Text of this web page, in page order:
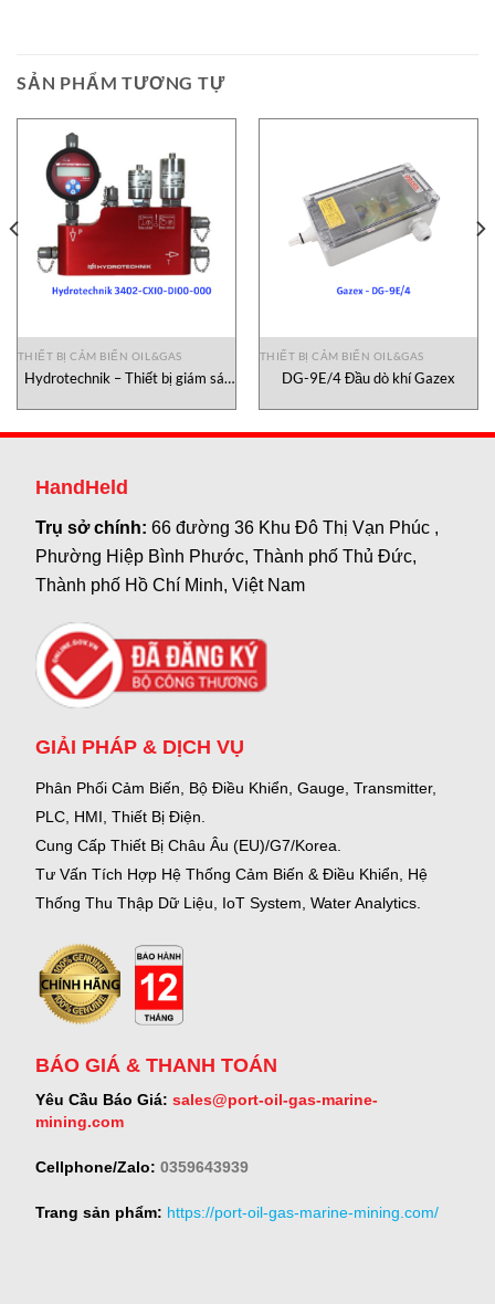
SẢN PHẨM TƯƠNG TỰ
THIẾT BỊ CẢM BIẾN OIL&GAS
Hydrotechnik – Thiết bị giám sát
THIẾT BỊ CẢM BIẾN OIL&GAS
DG-9E/4 Đầu dò khí Gazex
HandHeld
Trụ sở chính:66 đường 36 Khu Đô Thị Vạn Phúc ,
Phường Hiệp Bình Phước, Thành phố Thủ Đức,
Thành phố Hồ Chí Minh, Việt Nam
GIẢI PHÁP & DỊCH VỤ
Phân Phối Cảm Biến, Bộ Điều Khiển, Gauge, Transmitter,
PLC, HMI, Thiết Bị Điện.
Cung Cấp Thiết Bị Châu Âu (EU)/G7/Korea.
Tư Vấn Tích Hợp Hệ Thống Cảm Biến & Điều Khiển, Hệ
Thống Thu Thập Dữ Liệu, IoT System, Water Analytics.
BÁO GIÁ & THANH TOÁN
Yêu Cầu Báo Giá: sales@port-oil-gas-marine-
mining.com
Cellphone/Zalo: 0359643939
Trang sản phẩm: https://port-oil-gas-marine-mining.com/